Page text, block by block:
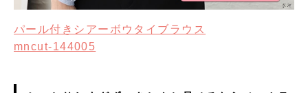
パール付きシアーボウタイブラウス
mncut-144005